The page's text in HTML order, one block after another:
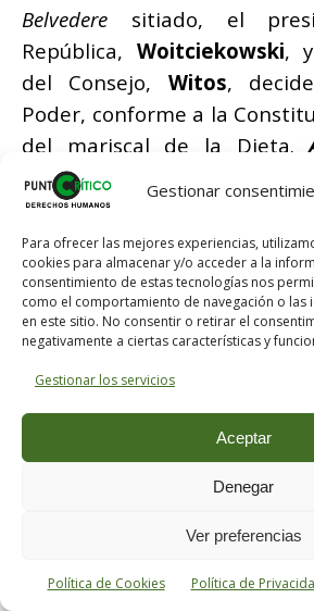
Gestionar
Para ofrecer las mejores experiencias,
cookies para almacenar y/o acceder a la
consentimiento de estas tecnologías nos
como el comportamiento de navegación o las
en este sitio. No consentir o retirar el
negativamente a ciertas características y
Gestionar los servicios
Aceptar
Denegar
Ver preferencias
Política de Cookies Política de
Belvedere sitiado, el
República, Woitciekowski,
del Consejo, Witos,
Poder, conforme a la
del mariscal de la Dieta.
momento, quien garantiza la
ya el presidente de la
de la Dieta.
El golpe de Estado
más que empezar; hasta
todavía más que una
ayudada por una huelga
dirá más adelante que si
Witos
hubieran esperado
tropas que siguieron fieles
probablemente. La decisión
presidente de la